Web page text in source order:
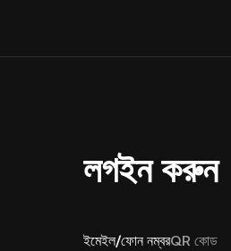
লগইন করুন
ইমেইল/ফোন নম্বরQR কোড